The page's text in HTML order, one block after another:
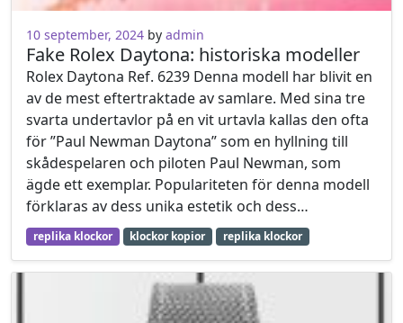
10 september, 2024 by admin
Fake Rolex Daytona: historiska modeller
Rolex Daytona Ref. 6239 Denna modell har blivit en
av de mest eftertraktade av samlare. Med sina tre
svarta undertavlor på en vit urtavla kallas den ofta
för ”Paul Newman Daytona” som en hyllning till
skådespelaren och piloten Paul Newman, som
ägde ett exemplar. Populariteten för denna modell
förklaras av dess unika estetik och dess…
replika klockor klockor kopior replika klockor